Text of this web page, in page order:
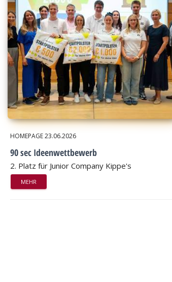
HOMEPAGE23.06.2026
90 sec Ideenwettbewerb
2. Platz für Junior Company Kippe's
MEHR